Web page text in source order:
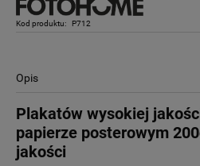
Kod produktu: P712
Opis
Plakatów wysokiej
papierze posterowym
jakości